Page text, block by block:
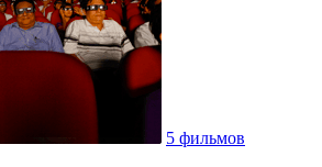
5 фильмов